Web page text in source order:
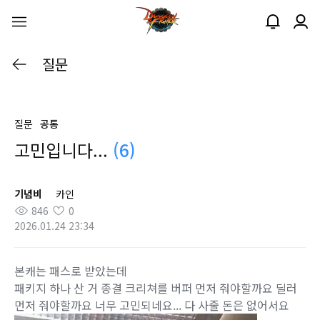
질문
질문 공통
고민입니다... (6)
기념비
카인
846
0
2026.01.24 23:34
본캐는 패스로 받았는데
패키지 하나 산 거 종결 크리쳐를 버퍼 먼저 줘야할까요 딜러
먼저 줘야할까요 너무 고민되네요... 다 사줄 돈은 없어서요